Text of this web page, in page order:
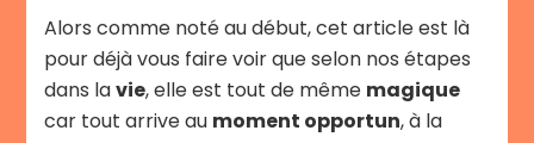
Alors comme noté au début, cet article est là
pour déjà vous faire voir que selon nos étapes
dans lavie, elle est tout de même magique
car tout arrive au moment opportun, à la